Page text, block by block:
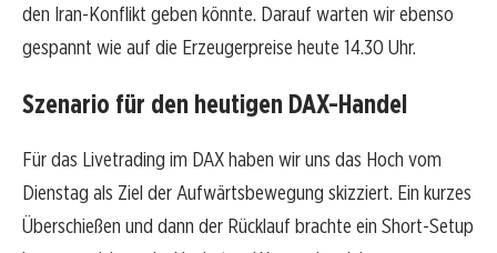
den Iran-Konflikt geben könnte. Darauf warten wir ebenso
gespannt wie auf die Erzeugerpreise heute 14.30 Uhr.
Szenario für den heutigen DAX-Handel
Für das Livetrading im DAX haben wir uns das Hoch vom
Dienstag als Ziel der Aufwärtsbewegung skizziert. Ein kurzes
Überschießen und dann der Rücklauf brachte ein Short-Setup